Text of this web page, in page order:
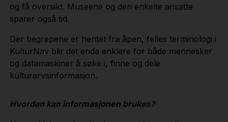
og få oversikt. Museene og den enkelte ansatte
sparer også tid.
Der begrepene er hentet fra åpen, felles terminologi i
KulturNav blir det enda enklere for både mennesker
og datamaskiner å søke i, finne og dele
kulturarvsinformasjon.
Hvordan kan informasjonen brukes?